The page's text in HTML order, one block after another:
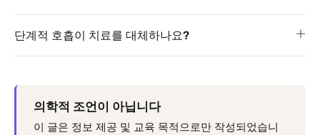
단계적 호흡이 치료를 대체하나요?
의학적 조언이 아닙니다
이 글은 정보 제공 및 교육 목적으로만 작성되었습니